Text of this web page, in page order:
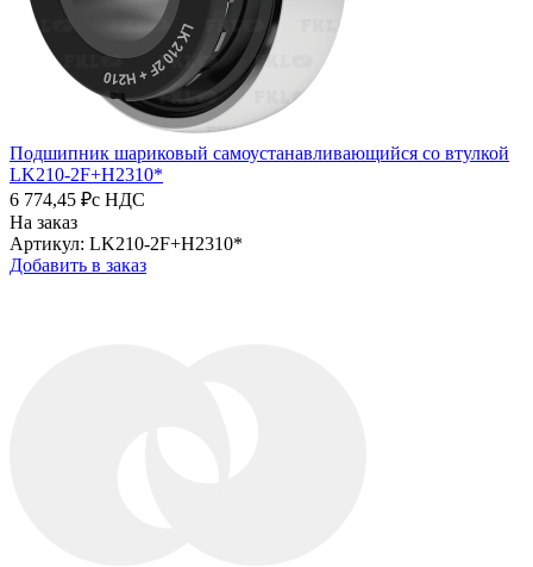
Подшипник шариковый самоустанавливающийся со втулкой
LK210-2F+H2310*
6 774,45 ₽с НДС
На заказ
Артикул: LK210-2F+H2310*
Добавить в заказ